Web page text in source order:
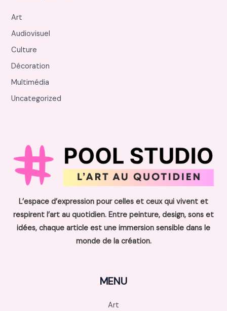
Art
Audiovisuel
Culture
Décoration
Multimédia
Uncategorized
L’espace d’expression pour celles et ceux qui vivent et
respirent l’art au quotidien. Entre peinture, design, sons et
idées, chaque article est une immersion sensible dans le
monde de la création.
MENU
Art